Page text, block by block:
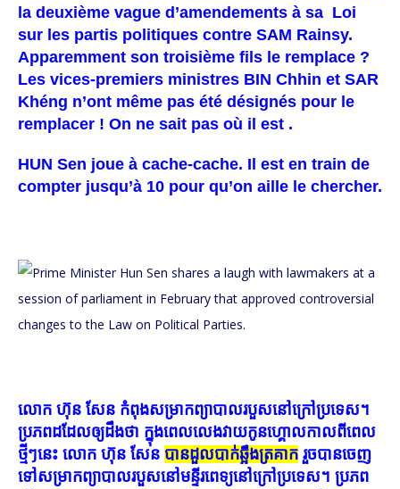
la deuxième vague d’amendements à sa Loi
sur les partis politiques contre SAM Rainsy.
Apparemment son troisième fils le remplace ?
Les vices-premiers ministres BIN Chhin et SAR
Khéng n’ont même pas été désignés pour le
remplacer ! On ne sait pas où il est .
HUN Sen joue à cache-cache. Il est en train de
compter jusqu’à 10 pour qu’on aille le chercher.
លោក ហ៊ុន សែន កំពុង​សម្រាក​ព្យាបាល​របួស​នៅ​ក្រៅ​ប្រទេស។
ប្រភព​ដដែល​ឲ្យ​ដឹង​ថា ក្នុង​ពេល​លេង​វាយ​កូន​ហ្គោល​កាល​ពី​ពេល​
ថ្មីៗ​នេះ លោក ហ៊ុន សែន បាន​ដួល​បាក់​ឆ្អឹង​ត្រគាក រួច​បាន​ចេញ​
ទៅ​សម្រាក​ព្យាបាល​របួស​នៅ​មន្ទីរពេទ្យ​នៅ​ក្រៅ​ប្រទេស។ ប្រភព​